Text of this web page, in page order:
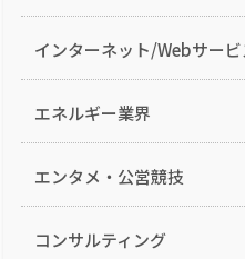
インターネット/Webサービ
エネルギー業界
エンタメ・公営競技
コンサルティング